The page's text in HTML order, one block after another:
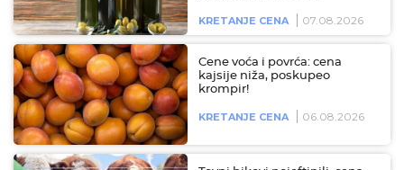
KRETANJE CENA 07.08.2026
Cene voća i povrća: cena
kajsije niža, poskupeo
krompir!
KRETANJE CENA 06.08.2026